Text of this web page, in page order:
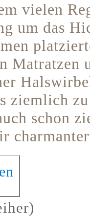
vielen
um das
ziemlich
schon